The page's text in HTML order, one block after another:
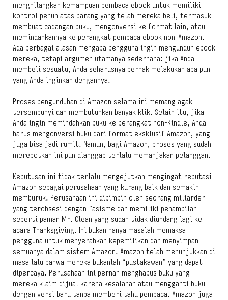
menghilangkan kemampuan pembaca ebook untuk memiliki
kontrol penuh atas barang yang telah mereka beli, termasuk
membuat cadangan buku, mengonversi ke format lain, atau
memindahkannya ke perangkat pembaca ebook non-Amazon.
Ada berbagai alasan mengapa pengguna ingin mengunduh ebook
mereka, tetapi argumen utamanya sederhana: jika Anda
membeli sesuatu, Anda seharusnya berhak melakukan apa pun
yang Anda inginkan dengannya.
Proses pengunduhan di Amazon selama ini memang agak
tersembunyi dan membutuhkan banyak klik. Selain itu, jika
Anda ingin memindahkan buku ke perangkat non-Kindle, Anda
harus mengonversi buku dari format eksklusif Amazon, yang
juga bisa jadi rumit. Namun, bagi Amazon, proses yang sudah
merepotkan ini pun dianggap terlalu memanjakan pelanggan.
Keputusan ini tidak terlalu mengejutkan mengingat reputasi
Amazon sebagai perusahaan yang kurang baik dan semakin
memburuk. Perusahaan ini dipimpin oleh seorang miliarder
yang terobsesi dengan fasisme dan memiliki penampilan
seperti paman Mr. Clean yang sudah tidak diundang lagi ke
acara Thanksgiving. Ini bukan hanya masalah memaksa
pengguna untuk menyerahkan kepemilikan dan menyimpan
semuanya dalam sistem Amazon. Amazon telah menunjukkan di
masa lalu bahwa mereka bukanlah “pustakawan” yang dapat
dipercaya. Perusahaan ini pernah menghapus buku yang
mereka klaim dijual karena kesalahan atau mengganti buku
dengan versi baru tanpa memberi tahu pembaca. Amazon juga